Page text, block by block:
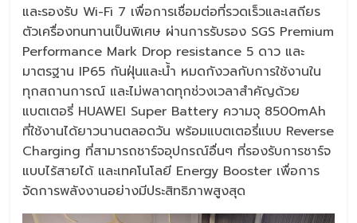
และรองรับ Wi-Fi 7 เพื่อการเชื่อมต่อที่รวดเร็วและเสถียร
ตัวเครื่องทนทานเป็นพิเศษ ผ่านการรับรอง SGS Premium
Performance Mark Drop resistance 5 ดาว และ
มาตรฐาน IP65 กันฝุ่นและน้ำ หมดกังวลกับการใช้งานใน
ทุกสถานการณ์ และไม่พลาดทุกช่วงเวลาสำคัญด้วย
แบตเตอรี่ HUAWEI Super Battery ความจุ 8500mAh
ที่ใช้งานได้ยาวนานตลอดวัน พร้อมแบตเตอรี่แบบ Reverse
Charging ที่สามารถชาร์จอุปกรณ์อื่นๆ ที่รองรับการชาร์จ
แบบไร้สายได้ และเทคโนโลยี Energy Booster เพื่อการ
จัดการพลังงานอย่างมีประสิทธิภาพสูงสุด